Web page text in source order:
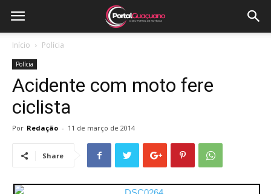
Início Polícia
Polícia
Acidente com moto fere
ciclista
Por Redação - 11 de março de 2014
Share